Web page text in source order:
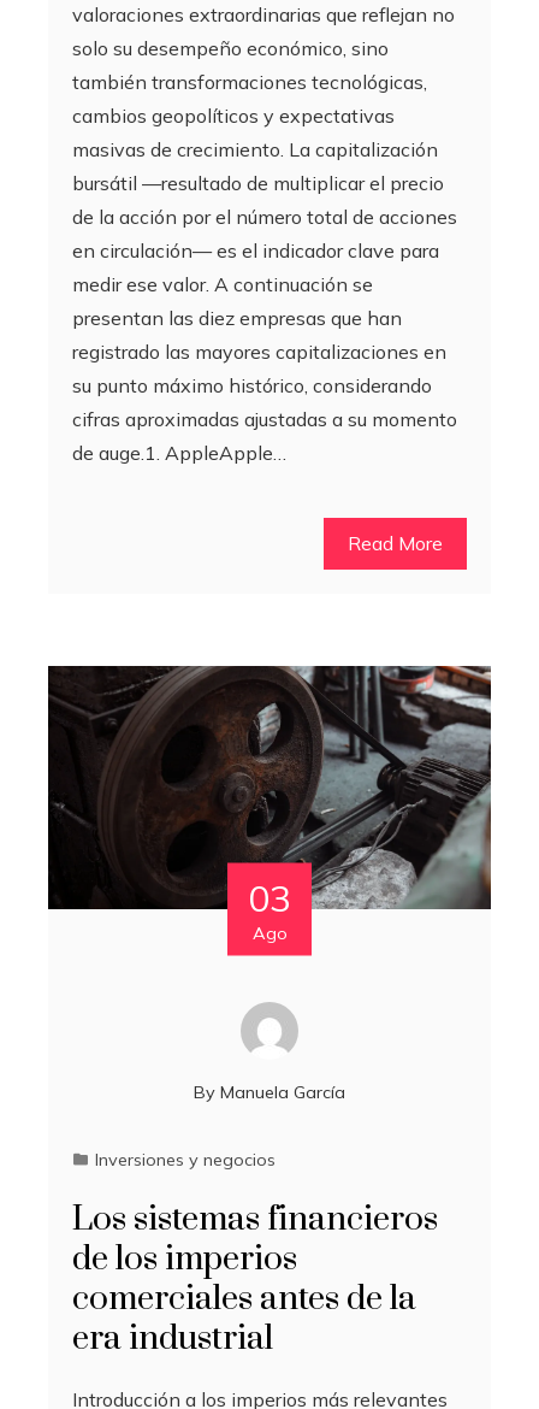
valoraciones extraordinarias que reflejan no
solo su desempeño económico, sino
también transformaciones tecnológicas,
cambios geopolíticos y expectativas
masivas de crecimiento. La capitalización
bursátil —resultado de multiplicar el precio
de la acción por el número total de acciones
en circulación— es el indicador clave para
medir ese valor. A continuación se
presentan las diez empresas que han
registrado las mayores capitalizaciones en
su punto máximo histórico, considerando
cifras aproximadas ajustadas a su momento
de auge.1. AppleApple…
Read More
03
Ago
By Manuela García
Inversiones y negocios
Los sistemas financieros
de los imperios
comerciales antes de la
era industrial
Introducción a los imperios más relevantes